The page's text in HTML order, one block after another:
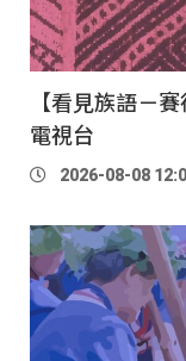
【看見族語－
電視台
2026-08-08